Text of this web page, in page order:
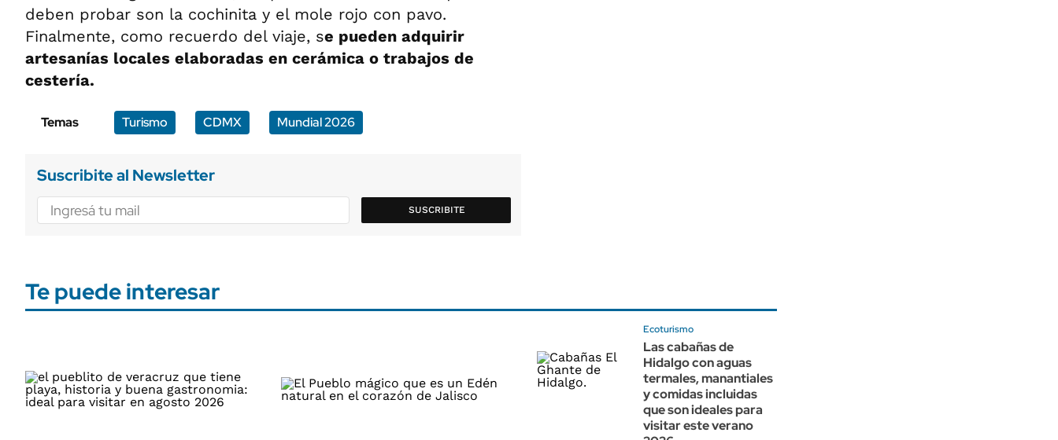
deben probar son la cochinita y el mole rojo con pavo.
Finalmente, como recuerdo del viaje, se pueden adquirir
artesanías locales elaboradas en cerámica o trabajos de
cestería.
Temas Turismo CDMX Mundial 2026
Suscribite al Newsletter
SUSCRIBITE
Te puede interesar
Ecoturismo
Las cabañas de
Hidalgo con aguas
termales, manantiales
y comidas incluidas
que son ideales para
visitar este verano